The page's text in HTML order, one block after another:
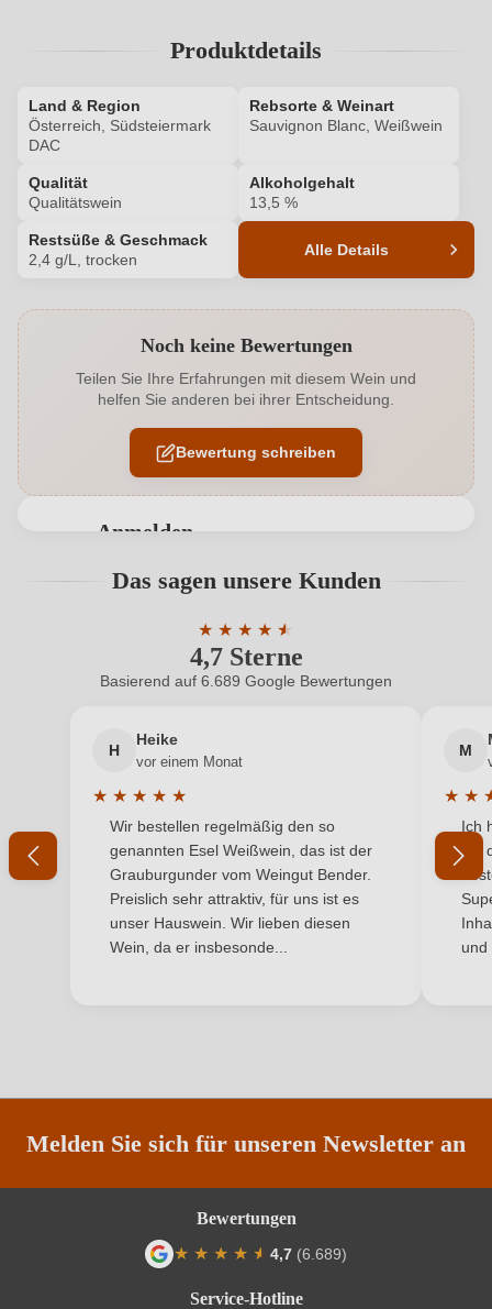
Produktdetails
Land & Region
Österreich, Südsteiermark
DAC
Rebsorte & Weinart
Sauvignon Blanc, Weißwein
Qualität
Qualitätswein
Alkoholgehalt
13,5 %
Restsüße & Geschmack
2,4 g/L, trocken
Alle Details
Alkoholgehalt in % 13,5 %
Allergene Enthält Sulfite
Ausbau Barrique
Weingut Johannes Jöbstl, Sernau 10, 8462
Gamlitz, Österreich
Land Österreich
Ort Ried Sernauberg
Qualitätswein
Säuregehalt in g/L
Traubenfarbe Weiß
Noch keine Bewertungen
Teilen Sie Ihre Erfahrungen mit diesem Wein und
helfen Sie anderen bei ihrer Entscheidung.
Bewertung schreiben
Anmelden
Benutzern abgegeben werden. Bitte loggen Sie sich
Neuer Kunde? Neuer Kunde?
Ihre E-Mail-Adresse
Ihr Passwort
Ich habe mein Passwort vergessen
Das sagen unsere Kunden
4,7 Sterne
★ ★ ★ ★ ★
★
Durchschnittliche Bewertung von 4.7
Basierend auf 6.689 Google Bewertungen
H
Heike
vor einem Monat
★ ★ ★ ★ ★
Durchschnittliche Bewertung von 5 von 5 Sternen
Wir bestellen regelmäßig den so
genannten Esel Weißwein, das ist der
Grauburgunder vom Weingut Bender.
Preislich sehr attraktiv, für uns ist es
unser Hauswein. Wir lieben diesen
Wein, da er insbesonde...
M
★ ★
Ich
mit
und
Melden Sie sich für unseren Newsletter an
Service-Hotline
Bewertungen
★ ★ ★ ★ ★
★ 4,7 (6.689)